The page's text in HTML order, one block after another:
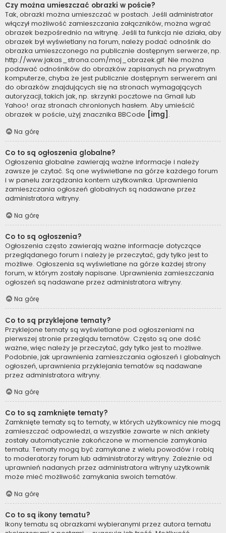
Czy można umieszczać obrazki w poście?
Tak, obrazki można umieszczać w postach. Jeśli administrator
włączył możliwość zamieszczania załączników, można wgrać
obrazek bezpośrednio na witrynę. Jeśli ta funkcja nie działa, aby
obrazek był wyświetlany na forum, należy podać odnośnik do
obrazka umieszczonego na publicznie dostępnym serwerze, np.
http://www.jakas_strona.com/moj_obrazek.gif. Nie można
podawać odnośników do obrazków zapisanych na prywatnym
komputerze, chyba że jest publicznie dostępnym serwerem ani
do obrazków znajdujących się na stronach wymagających
autoryzacji, takich jak, np. skrzynki pocztowe na Gmail lub
Yahoo! oraz stronach chronionych hasłem. Aby umieścić
obrazek w poście, użyj znacznika BBCode
[img] .
Na górę
Co to są ogłoszenia globalne?
Ogłoszenia globalne zawierają ważne informacje i należy
zawsze je czytać. Są one wyświetlane na górze każdego forum
i w panelu zarządzania kontem użytkownika. Uprawnienia
zamieszczania ogłoszeń globalnych są nadawane przez
administratora witryny.
Na górę
Co to są ogłoszenia?
Ogłoszenia często zawierają ważne informacje dotyczące
przeglądanego forum i należy je przeczytać, gdy tylko jest to
możliwe. Ogłoszenia są wyświetlane na górze każdej strony
forum, w którym zostały napisane. Uprawnienia zamieszczania
ogłoszeń są nadawane przez administratora witryny.
Na górę
Co to są przyklejone tematy?
Przyklejone tematy są wyświetlane pod ogłoszeniami na
pierwszej stronie przeglądu tematów. Często są one dość
ważne, więc należy je przeczytać, gdy tylko jest to możliwe.
Podobnie, jak uprawnienia zamieszczania ogłoszeń i globalnych
ogłoszeń, uprawnienia przyklejania tematów są nadawane
przez administratora witryny.
Na górę
Co to są zamknięte tematy?
Zamknięte tematy są to tematy, w których użytkownicy nie mogą
zamieszczać odpowiedzi, a wszystkie zawarte w nich ankiety
zostały automatycznie zakończone w momencie zamykania
tematu. Tematy mogą być zamykane z wielu powodów i robią
to moderatorzy forum lub administratorzy witryny. Zależnie od
uprawnień nadanych przez administratora witryny użytkownik
może mieć możliwość zamykania swoich tematów.
Na górę
Co to są ikony tematu?
Ikony tematu są obrazkami wybieranymi przez autora tematu